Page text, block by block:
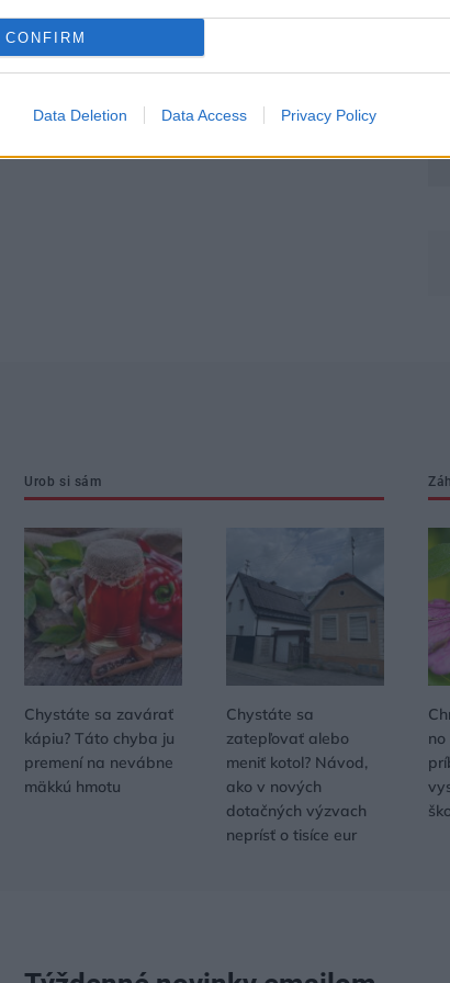
CONFIRM
Data Deletion Data Access Privacy Policy
Urob si sám
Chystáte sa zavárať
kápiu? Táto chyba ju
premení na nevábne
mäkkú hmotu
Chystáte sa
zatepľovať alebo
meniť kotol? Návod,
ako v nových
dotačných výzvach
neprísť o tisíce eur
no